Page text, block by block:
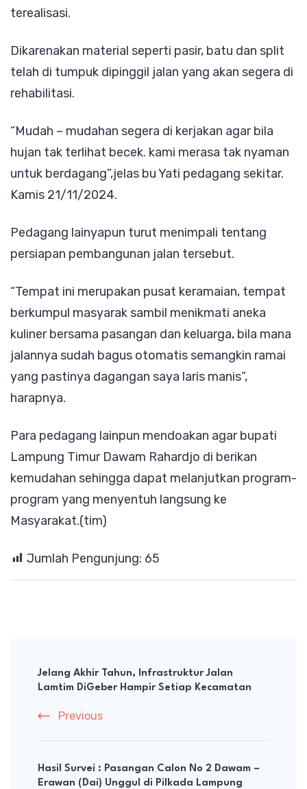
terealisasi.
Dikarenakan material seperti pasir, batu dan split
telah di tumpuk dipinggil jalan yang akan segera di
rehabilitasi.
“Mudah – mudahan segera di kerjakan agar bila
hujan tak terlihat becek. kami merasa tak nyaman
untuk berdagang”,jelas bu Yati pedagang sekitar.
Kamis 21/11/2024.
Pedagang lainyapun turut menimpali tentang
persiapan pembangunan jalan tersebut.
“Tempat ini merupakan pusat keramaian, tempat
berkumpul masyarak sambil menikmati aneka
kuliner bersama pasangan dan keluarga, bila mana
jalannya sudah bagus otomatis semangkin ramai
yang pastinya dagangan saya laris manis”,
harapnya.
Para pedagang lainpun mendoakan agar bupati
Lampung Timur Dawam Rahardjo di berikan
kemudahan sehingga dapat melanjutkan program-
program yang menyentuh langsung ke
Masyarakat.(tim)
Jumlah Pengunjung: 65
Navigation
Jelang Akhir Tahun, Infrastruktur Jalan
Lamtim DiGeber Hampir Setiap Kecamatan
Previous
Hasil Survei : Pasangan Calon No 2 Dawam –
Erawan (Dai) Unggul di Pilkada Lampung